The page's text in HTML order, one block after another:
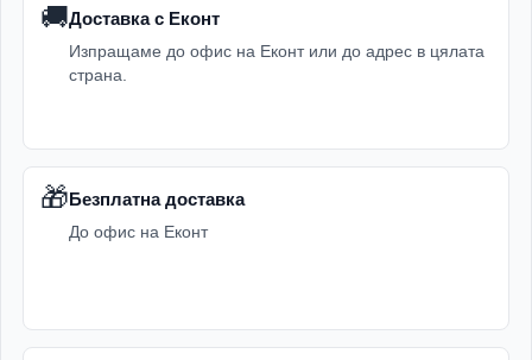
🚚Доставка с Еконт
Изпращаме до офис на Еконт или до адрес в цялата
страна.
🎁Безплатна доставка
До офис на Еконт